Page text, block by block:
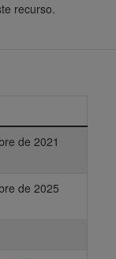
recurso.
de 2021
de 2025